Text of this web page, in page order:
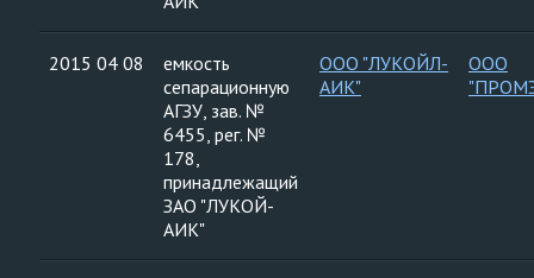
2015 04 08
емкость
сепарационную
АГЗУ, зав. №
6455, рег. №
178,
принадлежащий
ЗАО "ЛУКОЙ-
АИК"
ООО "ЛУКОЙЛ-
АИК"
ООО